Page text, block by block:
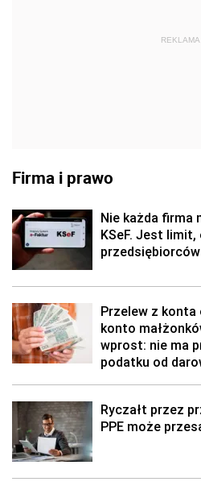
REKLAMA
Firma i prawo
Nie każda firma
KSeF. Jest
Przelew z
konto
wprost: nie ma
podatku od
Ryczałt przez
PPE może